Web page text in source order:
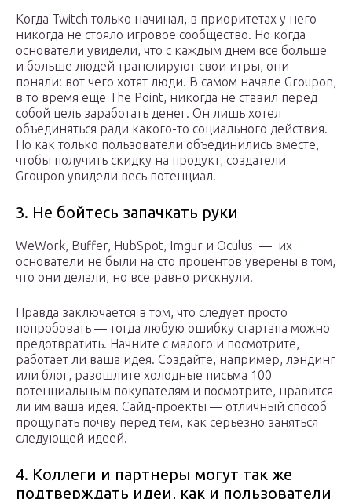
Когда Twitch только начинал, в приоритетах у него
никогда не стояло игровое сообщество. Но когда
основатели увидели, что с каждым днем все больше
и больше людей транслируют свои игры, они
поняли: вот чего хотят люди. В самом начале Groupon,
в то время еще The Point, никогда не ставил перед
собой цель заработать денег. Он лишь хотел
объединяться ради какого-то социального действия.
Но как только пользователи объединились вместе,
чтобы получить скидку на продукт, создатели
Groupon увидели весь потенциал.
3. Не бойтесь запачкать руки
WeWork, Buffer, HubSpot, Imgur и Oculus — их
основатели не были на сто процентов уверены в том,
что они делали, но все равно рискнули.
Правда заключается в том, что следует просто
попробовать — тогда любую ошибку стартапа можно
предотвратить. Начните с малого и посмотрите,
работает ли ваша идея. Создайте, например, лэндинг
или блог, разошлите холодные письма 100
потенциальным покупателям и посмотрите, нравится
ли им ваша идея. Сайд-проекты — отличный способ
прощупать почву перед тем, как серьезно заняться
следующей идеей.
4. Коллеги и партнеры могут так же
подтверждать идеи, как и пользователи